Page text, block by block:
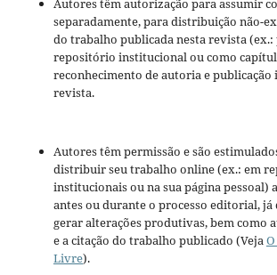
separadamente, para distribuição não-
do trabalho publicada nesta revista (ex.:
repositório institucional ou como
reconhecimento de autoria e publicação
revista.
Autores têm permissão e são
distribuir seu trabalho online (ex.: em
institucionais ou na sua página pessoal)
antes ou durante o processo editorial, já
gerar alterações produtivas, bem como
e a citação do trabalho publicado (Veja
Livre).